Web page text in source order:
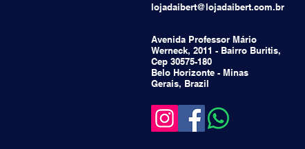
lojadaibert@lojadaibert.com.br
Avenida Professor Mário
Werneck, 2011 - Bairro Buritis,
Cep 30575-180
Belo Horizonte - Minas
Gerais, Brazil